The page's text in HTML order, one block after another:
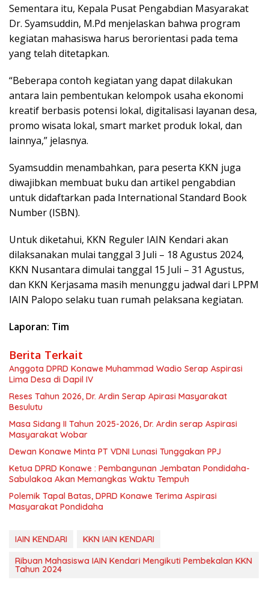
Sementara itu, Kepala Pusat Pengabdian Masyarakat
Dr. Syamsuddin, M.Pd menjelaskan bahwa program
kegiatan mahasiswa harus berorientasi pada tema
yang telah ditetapkan.
“Beberapa contoh kegiatan yang dapat dilakukan
antara lain pembentukan kelompok usaha ekonomi
kreatif berbasis potensi lokal, digitalisasi layanan desa,
promo wisata lokal, smart market produk lokal, dan
lainnya,” jelasnya.
Syamsuddin menambahkan, para peserta KKN juga
diwajibkan membuat buku dan artikel pengabdian
untuk didaftarkan pada International Standard Book
Number (ISBN).
Untuk diketahui, KKN Reguler IAIN Kendari akan
dilaksanakan mulai tanggal 3 Juli – 18 Agustus 2024,
KKN Nusantara dimulai tanggal 15 Juli – 31 Agustus,
dan KKN Kerjasama masih menunggu jadwal dari LPPM
IAIN Palopo selaku tuan rumah pelaksana kegiatan.
Laporan: Tim
Berita Terkait
Anggota DPRD Konawe Muhammad Wadio Serap Aspirasi
Lima Desa di Dapil IV
Reses Tahun 2026, Dr. Ardin Serap Apirasi Masyarakat
Besulutu
Masa Sidang II Tahun 2025-2026, Dr. Ardin serap Aspirasi
Masyarakat Wobar
Dewan Konawe Minta PT VDNI Lunasi Tunggakan PPJ
Ketua DPRD Konawe : Pembangunan Jembatan Pondidaha-
Sabulakoa Akan Memangkas Waktu Tempuh
Polemik Tapal Batas, DPRD Konawe Terima Aspirasi
Masyarakat Pondidaha
IAIN KENDARI
KKN IAIN KENDARI
Ribuan Mahasiswa IAIN Kendari Mengikuti Pembekalan KKN
Tahun 2024